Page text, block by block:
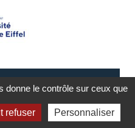
du site
donne le contrôle sur ceux que
refuser Personnaliser